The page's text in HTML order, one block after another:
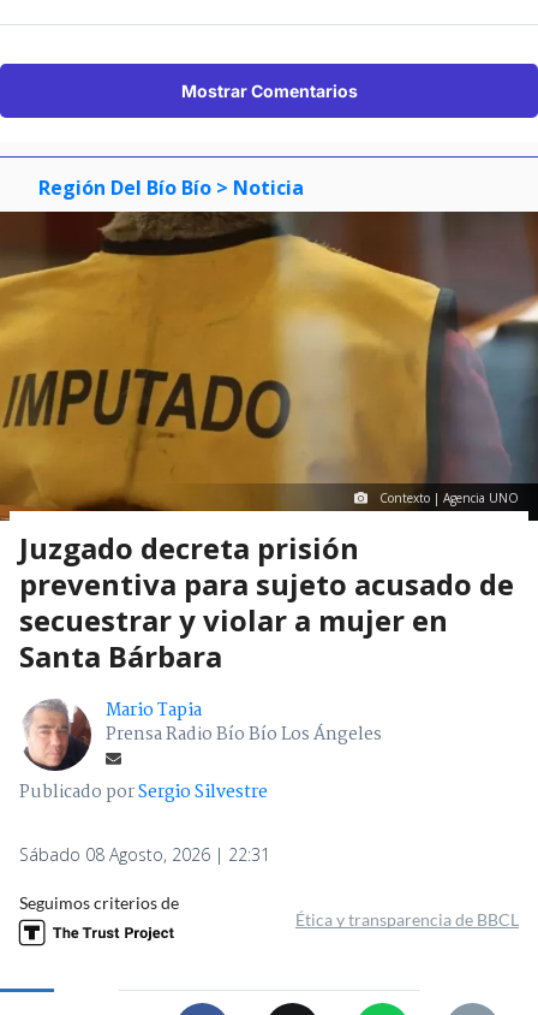
Mostrar Comentarios
Región Del Bío Bío > Noticia
Contexto | Agencia UNO
Juzgado decreta prisión
preventiva para sujeto acusado de
secuestrar y violar a mujer en
Santa Bárbara
Mario Tapia
Prensa Radio Bío Bío Los Ángeles
Publicado porSergio Silvestre
Sábado 08 Agosto, 2026 | 22:31
Seguimos criterios de
Ética y transparencia de BBCL